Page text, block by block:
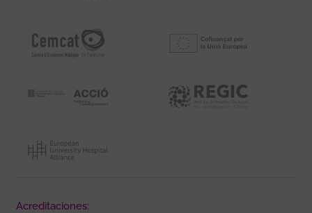
Acreditaciones: